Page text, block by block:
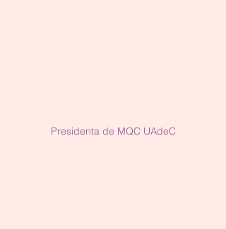
Presidenta de MQC UAdeC